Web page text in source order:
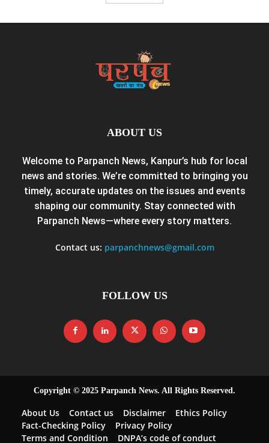
ABOUT US
Welcome to Parpanch News, Kanpur’s hub for local
news and stories. We’re committed to bringing you
timely, accurate updates on the issues and events
shaping our community. Stay connected with
Parpanch News—where every story matters.
Contact us: parpanchnews@gmail.com
FOLLOW US
Copyright © 2025 Parpanch News. All Rights Reserved.
About Us Contact us Disclaimer
Ethics Policy
Fact-Checking Policy
Privacy Policy
Terms and Condition
DNPA’s code of conduct